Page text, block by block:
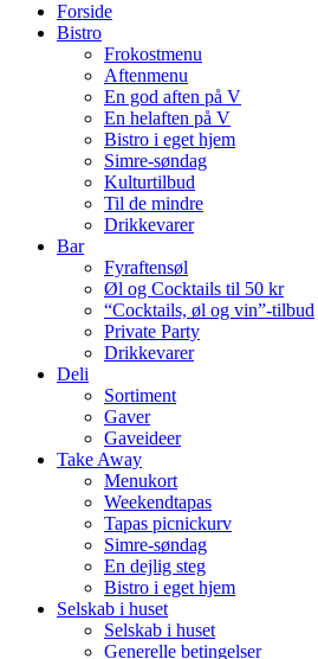
Forside
Bistro
Frokostmenu
Aftenmenu
En god aften på V
En helaften på V
Bistro i eget hjem
Simre-søndag
Kulturtilbud
Til de mindre
Drikkevarer
Bar
Fyraftensøl
Øl og Cocktails til 50 kr
“Cocktails, øl og vin”-tilbud
Private Party
Drikkevarer
Deli
Sortiment
Gaver
Gaveideer
Take Away
Menukort
Weekendtapas
Tapas picnickurv
Simre-søndag
En dejlig steg
Bistro i eget hjem
Selskab i huset
Selskab i huset
Generelle betingelser